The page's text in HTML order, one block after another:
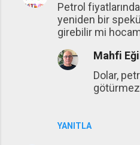
Petrol
yeniden bir
girebilir mi
YANITLA
Mahfi
Dolar,